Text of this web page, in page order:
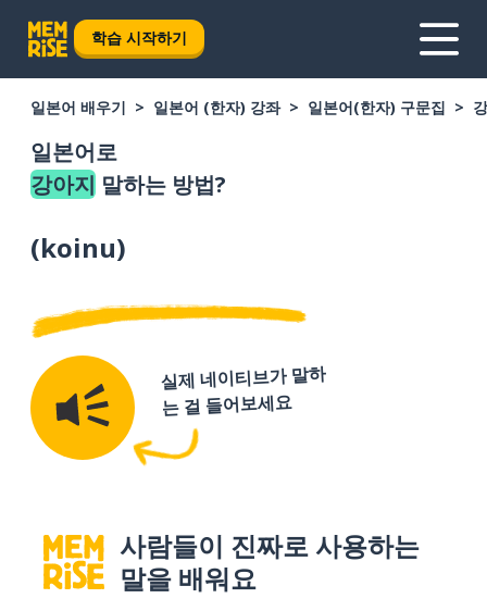
학습 시작하기
일본어 배우기 일본어 (한자) 강좌 일본어(한자) 구문집
일본어로
강아지 말하는 방법?
(koinu)
실제 네이티브가 말하
는 걸 들어보세요
사람들이 진짜로 사용하는
말을 배워요